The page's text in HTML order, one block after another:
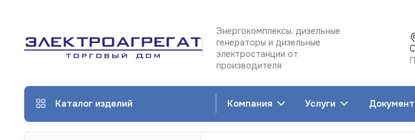
Энергокомплексы, дизельные
генераторы и дизельные
электростанции от
производителя
Каталог изделий Компания Услуги